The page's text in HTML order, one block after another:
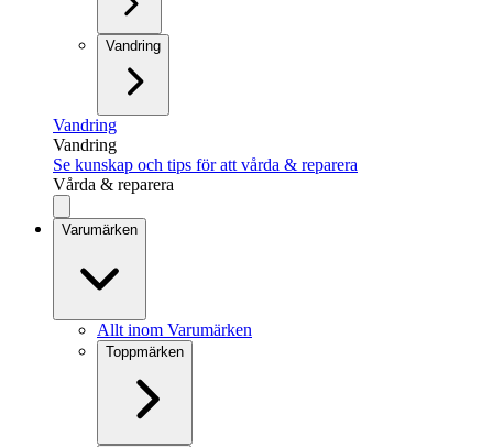
Vandring
Vandring
Vandring
Se kunskap och tips för att vårda & reparera
Vårda & reparera
Varumärken
Allt inom Varumärken
Toppmärken